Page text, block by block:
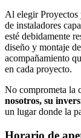
Al elegir Proyectos
de instaladores
esté debidamente
diseño y montaje
acompañamiento
en cada proyecto.
No comprometa la
nosotros, su
un lugar donde la
Horario de